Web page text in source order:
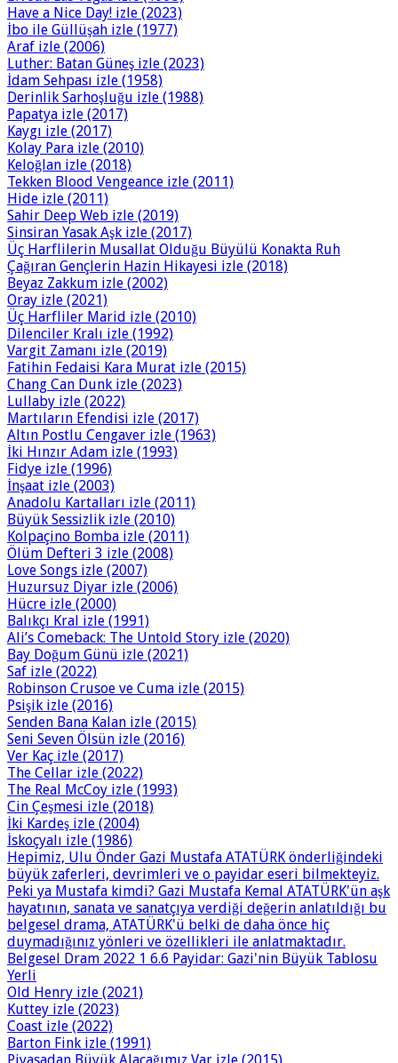
Have a Nice Day! izle (2023)
İbo ile Güllüşah izle (1977)
Araf izle (2006)
Luther: Batan Güneş izle (2023)
İdam Sehpası izle (1958)
Derinlik Sarhoşluğu izle (1988)
Papatya izle (2017)
Kaygı izle (2017)
Kolay Para izle (2010)
Keloğlan izle (2018)
Tekken Blood Vengeance izle (2011)
Hide izle (2011)
Sahir Deep Web izle (2019)
Sinsiran Yasak Aşk izle (2017)
Üç Harflilerin Musallat Olduğu Büyülü Konakta Ruh
Çağıran Gençlerin Hazin Hikayesi izle (2018)
Beyaz Zakkum izle (2002)
Oray izle (2021)
Üç Harfliler Marid izle (2010)
Dilenciler Kralı izle (1992)
Vargit Zamanı izle (2019)
Fatihin Fedaisi Kara Murat izle (2015)
Chang Can Dunk izle (2023)
Lullaby izle (2022)
Martıların Efendisi izle (2017)
Altın Postlu Cengaver izle (1963)
İki Hınzır Adam izle (1993)
Fidye izle (1996)
İnşaat izle (2003)
Anadolu Kartalları izle (2011)
Büyük Sessizlik izle (2010)
Kolpaçino Bomba izle (2011)
Ölüm Defteri 3 izle (2008)
Love Songs izle (2007)
Huzursuz Diyar izle (2006)
Hücre izle (2000)
Balıkçı Kral izle (1991)
Ali’s Comeback: The Untold Story izle (2020)
Bay Doğum Günü izle (2021)
Saf izle (2022)
Robinson Crusoe ve Cuma izle (2015)
Psişik izle (2016)
Senden Bana Kalan izle (2015)
Seni Seven Ölsün izle (2016)
Ver Kaç izle (2017)
The Cellar izle (2022)
The Real McCoy izle (1993)
Cin Çeşmesi izle (2018)
İki Kardeş izle (2004)
İskoçyalı izle (1986)
Hepimiz, Ulu Önder Gazi Mustafa ATATÜRK önderliğindeki
büyük zaferleri, devrimleri ve o payidar eseri bilmekteyiz.
Peki ya Mustafa kimdi? Gazi Mustafa Kemal ATATÜRK'ün aşk
hayatının, sanata ve sanatçıya verdiği değerin anlatıldığı bu
belgesel drama, ATATÜRK'ü belki de daha önce hiç
duymadığınız yönleri ve özellikleri ile anlatmaktadır.
Belgesel Dram 2022 1 6.6 Payidar: Gazi'nin Büyük Tablosu
Yerli
Old Henry izle (2021)
Kuttey izle (2023)
Coast izle (2022)
Barton Fink izle (1991)